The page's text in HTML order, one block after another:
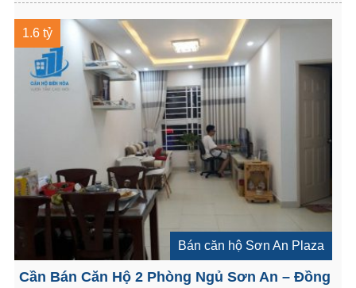
1.6 tỷ
Bán căn hộ Sơn An Plaza
Cần Bán Căn Hộ 2 Phòng Ngủ Sơn An – Đồng